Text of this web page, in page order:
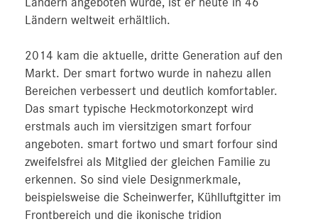
Ländern angeboten wurde, ist er heute in 46
Ländern weltweit erhältlich.
2014 kam die aktuelle, dritte Generation auf den
Markt. Der smart fortwo wurde in nahezu allen
Bereichen verbessert und deutlich komfortabler.
Das smart typische Heckmotorkonzept wird
erstmals auch im viersitzigen smart forfour
angeboten. smart fortwo und smart forfour sind
zweifelsfrei als Mitglied der gleichen Familie zu
erkennen. So sind viele Designmerkmale,
beispielsweise die Scheinwerfer, Kühlluftgitter im
Frontbereich und die ikonische tridion